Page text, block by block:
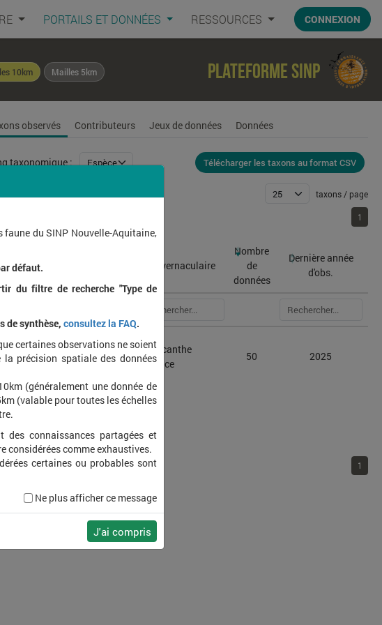
PORTAILS ET DONNÉES RESSOURCES CONNEXION
10km Mailles 5km Plateforme SINP
observés Contributeurs Jeux de données Données
taxonomique : Télécharger les taxons au format CSV
taxons / page
1
Nom vernaculaire
Nombre
de
données
Dernière année
d'obs.
Cheiracanthium
punctorium
Chiracanthe
nourrice
50 2025
1
faune du SINP Nouvelle-Aquitaine,
défaut.
du filtre de recherche "Type de
de synthèse, consultez la FAQ.
certaines observations ne soient
précision spatiale des données
(généralement une donnée de
(valable pour toutes les échelles
des connaissances partagées et
considérées comme exhaustives.
certaines ou probables sont
Ne plus afficher ce message
J'ai compris